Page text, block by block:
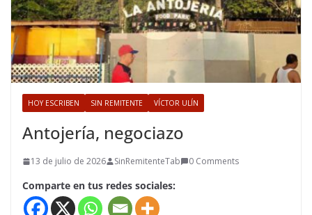
HOY ESCRIBEN SIN REMITENTE VÍCTOR ULÍN
Antojería, negociazo
13 de julio de 2026 SinRemitenteTab 0 Comments
Comparte en tus redes sociales: